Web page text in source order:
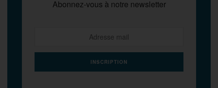
Abonnez-vous à notre newsletter